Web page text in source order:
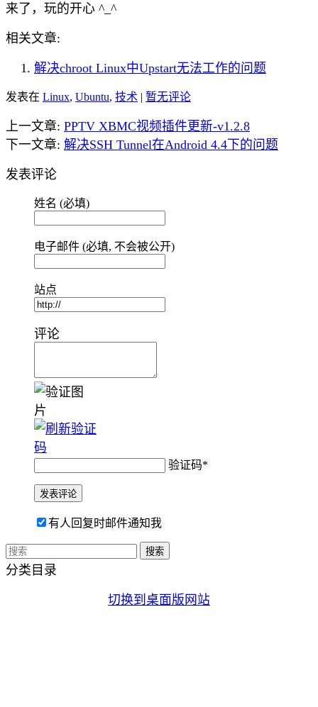
来了，玩的开心 ^_^
相关文章:
解决chroot Linux中Upstart无法工作的问题
发表在 Linux, Ubuntu, 技术 | 暂无评论
上一文章: PPTV XBMC视频插件更新-v1.2.8
下一文章: 解决SSH Tunnel在Android 4.4下的问题
发表评论
姓名 (必填)
电子邮件 (必填, 不会被公开)
站点
评论
验证码*
有人回复时邮件通知我
分类目录
切换到桌面版网站